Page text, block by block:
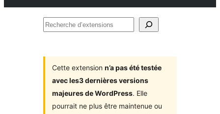
Recherche
Cette extension n’a pas été testée
avec les3 dernières versions
majeures de WordPress. Elle
pourrait ne plus être maintenue ou